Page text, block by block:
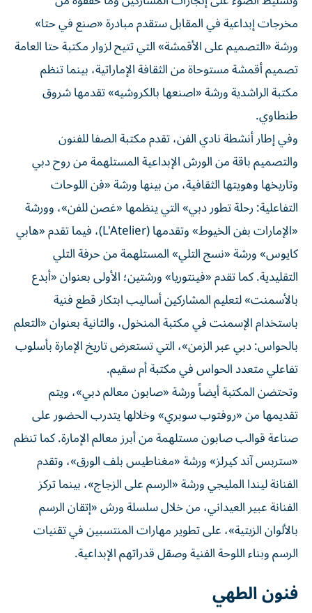
مخرجات إبداعية في المقابل ستقدم مبادرة «صنع في حتا»
ورشة «التصميم على الأقمشة» التي تتيح لزوار مكتبة حتا العامة
تصميم أقمشة مستوحاة من الثقافة الإماراتية، بينما تنظم
مكتبة الراشدية ورشة «اصنعها بالكروشيه» تقدمها شروق
طنطاوي.
وفي إطار أنشطة نادي الفن، تقدم مكتبة الصفا للفنون
والتصميم باقة من الورش الإبداعية المستلهمة من روح دبي
وتاريخها وهويتها الثقافية، من بينها ورشة «فن اللوحات
التفاعلية: رحلة تطور دبي» التي ينظمها «غصن للفن»، وورشة
«الإمارات بفن الخيوط» وتقدمها (L'Atelier)، فيما تقدم «هابي
كايوس» ورشة «نسج التلي» المستلهمة من حرفة التلي
التقليدية. كما تقدم «فينتوريا» ورشتين؛ الأولى بعنوان «أبدع
بالأسمنت» لتعليم المشاركين أساليب ابتكار قطع فنية
باستخدام الإسمنت في مكتبة المنخول، والثانية بعنوان «التعلم
بالحواس: دبي عبر الزمن»، التي تستعرض تاريخ الإمارة بأسلوب
تفاعلي متعدد الحواس في مكتبة أم سقيم.
وتحتضن المكتبة أيضاً ورشة «صابون معالم دبي»، ويتم
تقديمها من «روفتوب سوبري» وخلالها يتدرب الحضور على
صناعة قوالب صابون مستلهمة من أبرز معالم الإمارة. كما تنظم
«ستربس آند كيرلز» ورشة «مغناطيس بلف الورق»، وتقدم
الفنانة ليندا المليجي ورشة «الرسم على الزجاج»، بينما تركز
الفنانة عبير العيداني، من خلال سلسلة ورش «إتقان الرسم
بالألوان الزيتية»، على تطوير مهارات المنتسبين في تقنيات
الرسم وبناء اللوحة الفنية وصقل قدراتهم الإبداعية.
فنون الطهي